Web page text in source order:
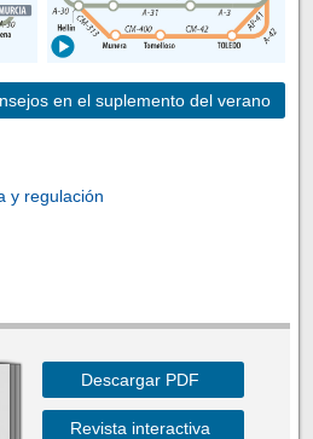
en el suplemento del verano
y regulación
Descargar PDF
Revista interactiva